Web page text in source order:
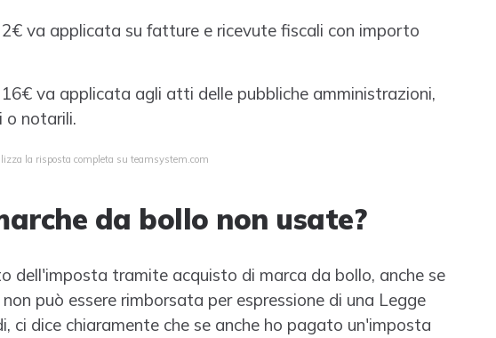
va applicata su fatture e ricevute fiscali con importo
va applicata agli atti delle pubbliche amministrazioni,
o notarili.
la risposta completa su teamsystem.com
da bollo non usate?
dell'imposta tramite acquisto di marca da bollo, anche se
può essere rimborsata per espressione di una Legge
ci dice chiaramente che se anche ho pagato un'imposta